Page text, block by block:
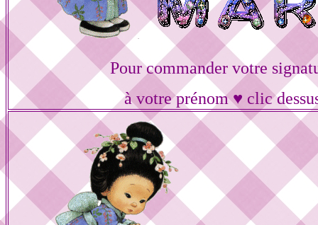
Pour commander votre
à votre prénom ♥ clic